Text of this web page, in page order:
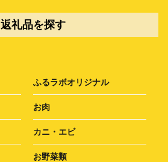
返礼品を探す
ふるラボオリジナル
お肉
カニ・エビ
お野菜類